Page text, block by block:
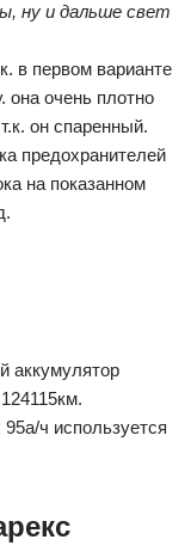
ну и дальше свет
в первом варианте
очень плотно
он спаренный.
предохранителей
на показанном
аккумулятор
ч используется